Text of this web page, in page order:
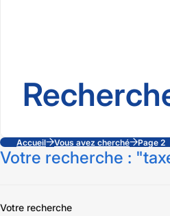
Accueil Vous avez cherché Page 2
Votre recherche :
Votre
Votre recherche